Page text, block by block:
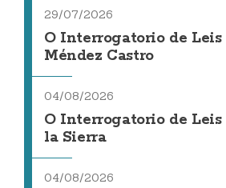
29/07/2026
O Interrogatorio de Leis
Méndez Castro
04/08/2026
O Interrogatorio de Leis
la Sierra
04/08/2026